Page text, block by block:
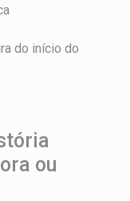
do início do
ou